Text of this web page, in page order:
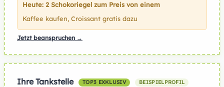
Heute: 2 Schokoriegel zum Preis von einem
Kaffee kaufen, Croissant gratis dazu
Jetzt beanspruchen →
Ihre Tankstelle TOP3 EXKLUSIV BEISPIELPROFIL